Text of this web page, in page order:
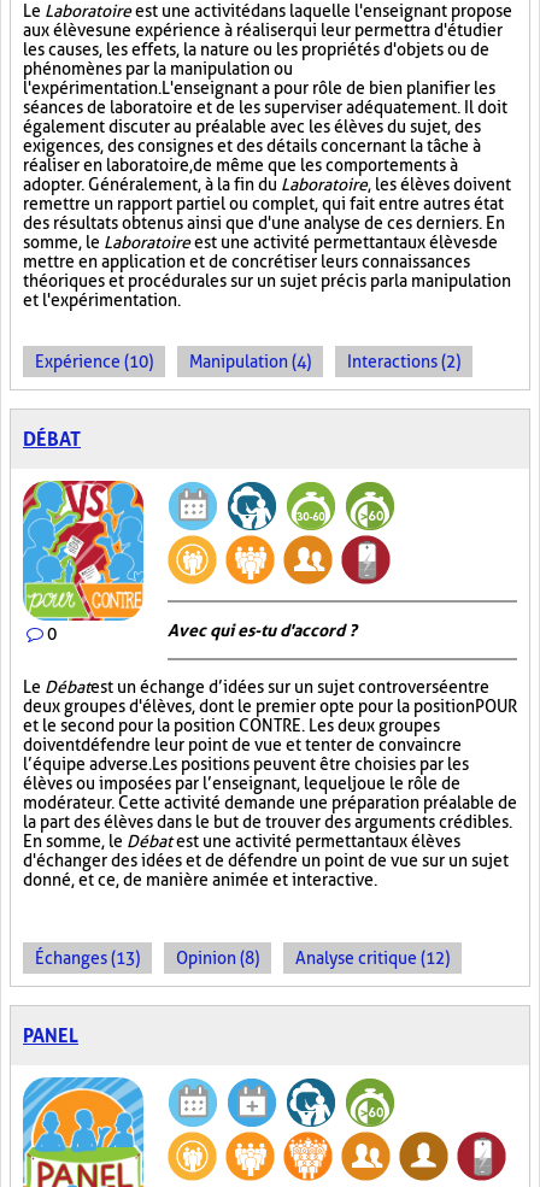
Le Laboratoireest une activité dans laquelle l'enseignant propose
aux élèves une expérience à réaliser qui leur permettra d'étudier
les causes, les effets, la nature ou les propriétés d'objets ou de
phénomènes par la manipulation ou
l'expérimentation. L'enseignant a pour rôle de bien planifier les
séances de laboratoire et de les superviser adéquatement. Il doit
également discuter au préalable avec les élèves du sujet, des
exigences, des consignes et des détails concernant la tâche à
réaliser en laboratoire, de même que les comportements à
adopter. Généralement, à la fin du Laboratoire, les élèves doivent
remettre un rapport partiel ou complet, qui fait entre autres état
des résultats obtenus ainsi que d'une analyse de ces derniers. En
somme, le Laboratoireest une activité permettant aux élèves de
mettre en application et de concrétiser leurs connaissances
théoriques et procédurales sur un sujet précis par la manipulation
et l'expérimentation.
Expérience (10) Manipulation (4) Interactions (2)
DÉBAT
0 Avec qui es-tu d'accord ?
Le Débatest un échange d’idées sur un sujet controversé entre
deux groupes d'élèves, dont le premier opte pour la position POUR
et le second pour la position CONTRE. Les deux groupes
doivent défendre leur point de vue et tenter de convaincre
l’équipe adverse. Les positions peuvent être choisies par les
élèves ou imposées par l’enseignant, lequel joue le rôle de
modérateur. Cette activité demande une préparation préalable de
la part des élèves dans le but de trouver des arguments crédibles.
En somme, le Débatest une activité permettant aux élèves
d'échanger des idées et de défendre un point de vue sur un sujet
donné, et ce, de manière animée et interactive.
Échanges (13) Opinion (8) Analyse critique (12)
PANEL